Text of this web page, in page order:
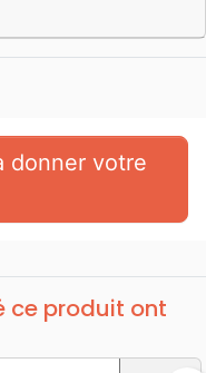
ce produit ont